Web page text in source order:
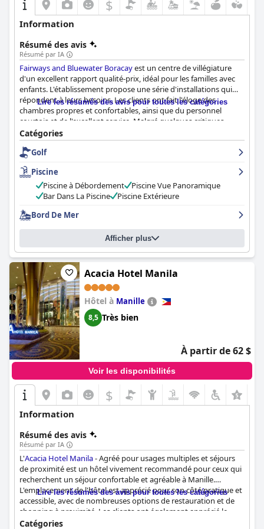
$
Information
Résumé des avis
Résumé par IA
Fairways and Bluewater Boracayest un centre de villégiature
d'un excellent rapport qualité-prix, idéal pour les familles avec
enfants. L'établissement propose une série d'installations qui
répondent à leurs besoins. Les clients ont fait l'éloge des
chambres propres et confortables, ainsi que du personnel
courtois et de l'excellent service. Malgré quelques critiques
négatives, la majorité des clients ont passé un séjour agréable et
considèrent l'établissement comme un cinq étoiles.Fairways
and Bluewater Boracay
agréables.
Lire les résumés des avis pour toutes les catégories
Catégories
Golf
Piscine
Piscine à Débordement
Piscine Vue Panoramique
Bar Dans La Piscine
Piscine Extérieure
Bord De Mer
Afficher plus
Acacia Hotel Manila
Hôtel à Manille
8,5 Très bien
À partir de 62 $
Voir les disponibilités
$
Information
Résumé des avis
Résumé par IA
L'Acacia Hotel Manila- Agréé pour usages multiples et séjours
de proximité est un hôtel vivement recommandé pour ceux qui
recherchent un séjour confortable et agréable à Manille.
L'emplacement de l'hôtel est apprécié pour son côté pratique et
accessible, avec de nombreuses options de restauration et de
shopping à proximité. Les clients ont également apprécié le
délicieux buffet du petit-déjeuner, les chambres spacieuses et
Lire les résumés des avis pour toutes les catégories
Catégories